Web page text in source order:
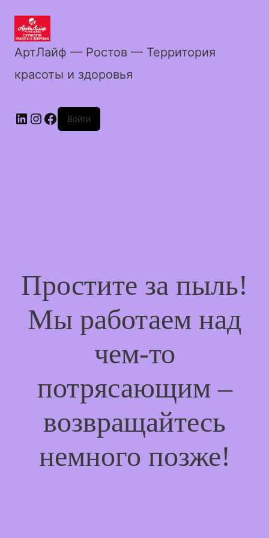
АртЛайф — Ростов — Территория
красоты и здоровья
LinkedIn
Instagram
Facebook
Войти
Простите за пыль!
Мы работаем над
чем-то
потрясающим –
возвращайтесь
немного позже!